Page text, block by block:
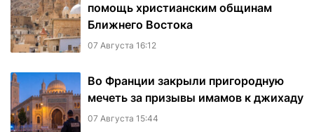
помощь христианским общинам
Ближнего Востока
07 Августа 16:12
Во Франции закрыли пригородную
мечеть за призывы имамов к джихаду
07 Августа 15:44